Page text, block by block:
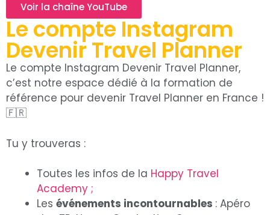
Voir la chaîne YouTube
Le compte Instagram
Devenir Travel Planner
Le compte Instagram Devenir Travel Planner,
c’est notre espace dédié à la formation de
référence pour devenir Travel Planner en France !
🇫🇷
Tu y trouveras :
Toutes les infos de la Happy Travel
Academy ;
Les événements incontournables : Apéro